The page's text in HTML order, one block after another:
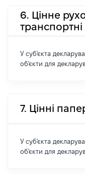
6. Цінне
У суб'єкта
об'єкти для
7. Цінні
У суб'єкта
об'єкти для